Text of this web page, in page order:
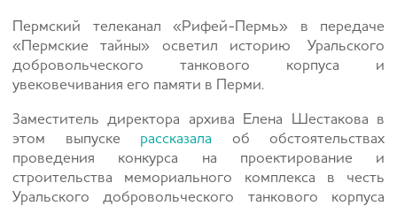
Пермский телеканал «Рифей-Пермь» в передаче
«Пермские тайны» осветил историю Уральского
добровольческого танкового корпуса и
увековечивания его памяти в Перми.
Заместитель директора архива Елена Шестакова в
этом выпуске рассказала об обстоятельствах
проведения конкурса на проектирование и
строительства мемориального комплекса в честь
Уральского добровольческого танкового корпуса